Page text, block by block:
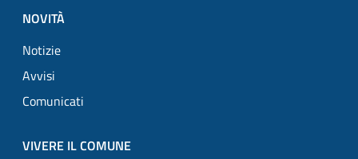
NOVITÀ
Notizie
Avvisi
Comunicati
VIVERE IL COMUNE